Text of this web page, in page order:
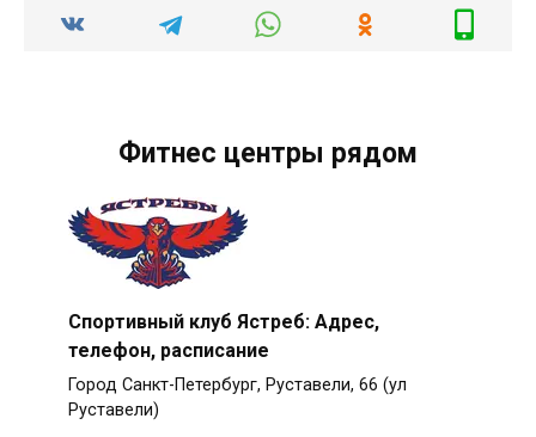
Фитнес центры рядом
Спортивный клуб Ястреб: Адрес,
телефон, расписание
Город Санкт-Петербург, Руставели, 66 (ул
Руставели)